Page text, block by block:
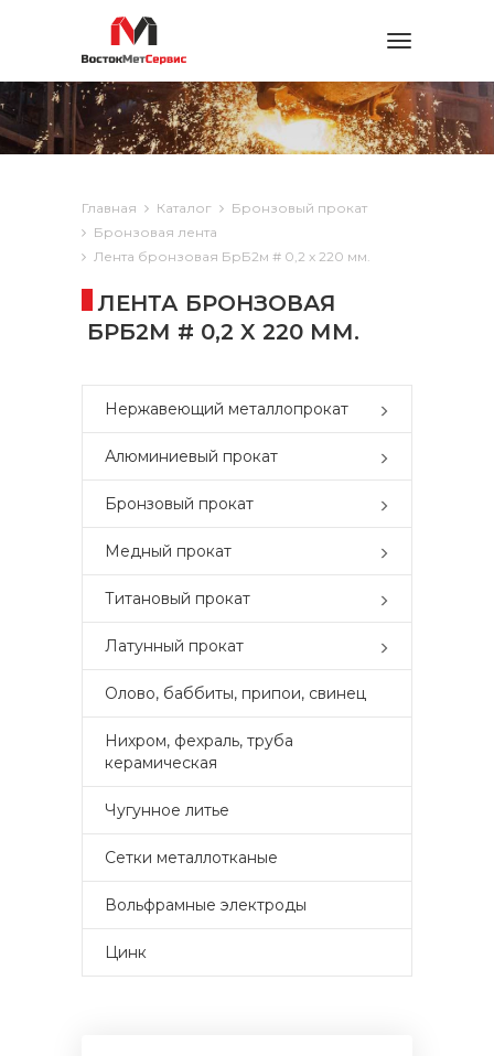
Toggle
Главная Каталог
Бронзовый прокат
Бронзовая лента
Лента бронзовая БрБ2м # 0,2 x 220 мм.
ЛЕНТА БРОНЗОВАЯ
БРБ2М # 0,2 X 220 ММ.
Нержавеющий металлопрокат
Алюминиевый прокат
Бронзовый прокат
Медный прокат
Титановый прокат
Латунный прокат
Олово, баббиты, припои, свинец
Нихром, фехраль, труба
керамическая
Чугунное литье
Сетки металлотканые
Вольфрамные электроды
Цинк